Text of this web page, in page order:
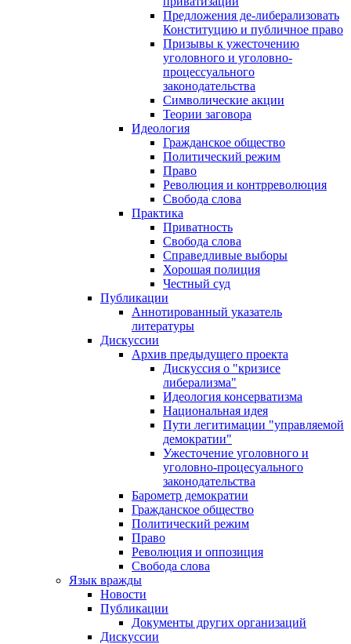
Предложения де-либерализовать
Конституцию и публичное право
Призывы к ужесточению
уголовного и уголовно-
процессуального
законодательства
Символические акции
Теории заговора
Идеология
Гражданское общество
Политический режим
Право
Революция и контрреволюция
Свобода слова
Практика
Приватность
Свобода слова
Справедливые выборы
Хорошая полиция
Честный суд
Публикации
Аннотированный указатель
литературы
Дискуссии
Архив предыдущего проекта
Дискуссия о "кризисе
либерализма"
Идеология консерватизма
Национальная идея
Пути легитимации "управляемой
демократии"
Ужесточение уголовного и
уголовно-процесуального
законодательства
Барометр демократии
Гражданское общество
Политический режим
Право
Революция и оппозиция
Свобода слова
Язык вражды
Новости
Публикации
Документы других организаций
Дискуссии